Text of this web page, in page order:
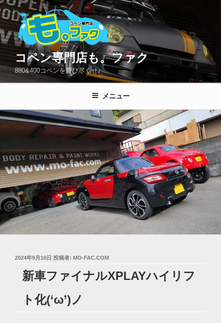
コ
ン
テ
ン
へ
ス
プ
コペン専門店も。ファク
880&400コペンを遊び尽くせ♪
メニュー
投
2024年9月16日 投稿者: MO-FAC.COM
新車ファイナルXPLAYハイリフ
ト化(‘ω’)ノ